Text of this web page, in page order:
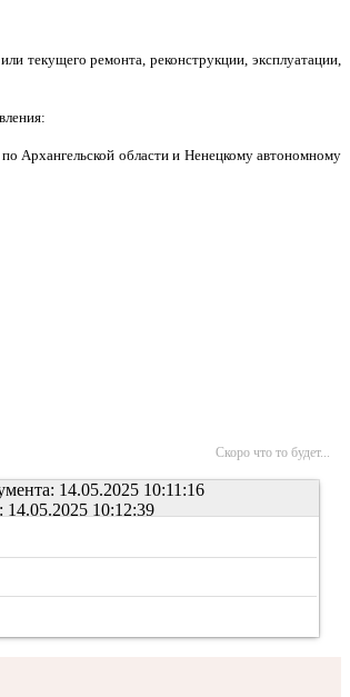
текущего ремонта, реконструкции, эксплуатации,
Архангельской области и Ненецкому автономному
Скоро что то будет...
14.05.2025 10:11:16
14.05.2025 10:12:39